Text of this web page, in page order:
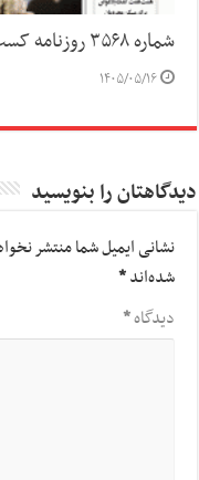
شماره ۳۵۶۸ روزنامه کسب و کار
۱۴۰۵/۰۵/۱۶
دیدگاهتان را بنویسید
نشانی ایمیل شما منتشر
شده‌اند*
دیدگاه*